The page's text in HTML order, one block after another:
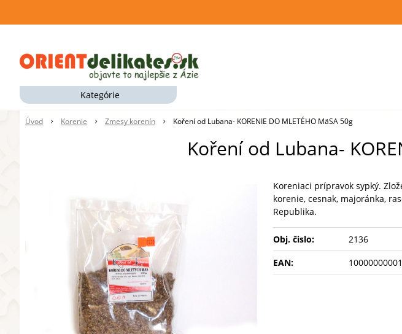
Úvod Korenie Zmesy korenín Koření od Lubana- KORENIE DO MLETÉHO MäSA 50g
Koření od Lubana-
Koreniaci prípravok sypký.
korenie, cesnak, majoránka,
Republika.
Obj. čislo:
2136
EAN:
Kategórie